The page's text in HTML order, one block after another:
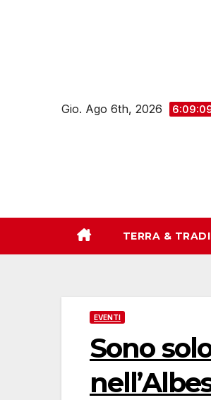
Gio. Ago 6th, 2026
TERRA &
EVENTI
Sono